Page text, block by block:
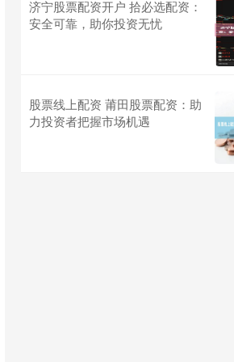
济宁股票配资开户 拾必选配资：
安全可靠，助你投资无忧
股票线上配资 莆田股票配资：助
力投资者把握市场机遇